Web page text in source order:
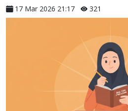
17 Mar 2026 21:17 321